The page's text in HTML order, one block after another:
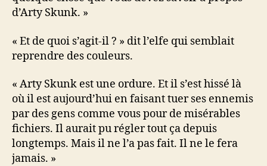
d’Arty Skunk. »
« Et de quoi s’agit-il ? » dit l’elfe qui semblait
reprendre des couleurs.
« Arty Skunk est une ordure. Et il s’est hissé là
où il est aujourd’hui en faisant tuer ses ennemis
par des gens comme vous pour de misérables
fichiers. Il aurait pu régler tout ça depuis
longtemps. Mais il ne l’a pas fait. Il ne le fera
jamais. »